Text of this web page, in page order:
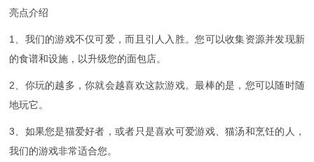
亮点介绍
1、我们的游戏不仅可爱，而且引人入胜。您可以收集资源并发现新
的食谱和设施，以升级您的面包店。
2、你玩的越多，你就会越喜欢这款游戏。最棒的是，您可以随时随
地玩它。
3、如果您是猫爱好者，或者只是喜欢可爱游戏、猫汤和烹饪的人，
我们的游戏非常适合您。